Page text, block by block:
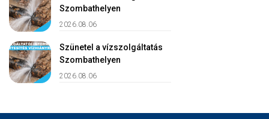
Szombathelyen
2026.08.06
Szünetel a vízszolgáltatás
Szombathelyen
2026.08.06